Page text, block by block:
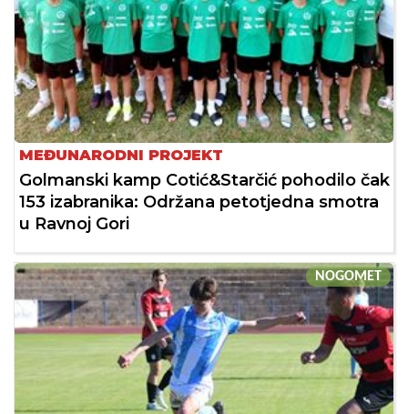
MEĐUNARODNI PROJEKT
Golmanski kamp Cotić&Starčić pohodilo čak
153 izabranika: Održana petotjedna smotra
u Ravnoj Gori
NOGOMET